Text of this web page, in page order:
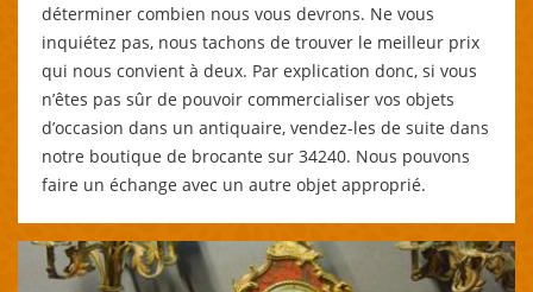
déterminer combien nous vous devrons. Ne vous
inquiétez pas, nous tachons de trouver le meilleur prix
qui nous convient à deux. Par explication donc, si vous
n’êtes pas sûr de pouvoir commercialiser vos objets
d’occasion dans un antiquaire, vendez-les de suite dans
notre boutique de brocante sur 34240. Nous pouvons
faire un échange avec un autre objet approprié.